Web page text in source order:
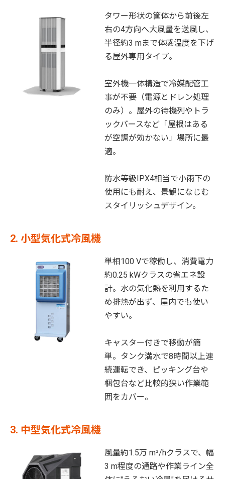
タワー形状の筐体から前後左
右の4方向へ大風量を送風し、
半径約3 mまで体感温度を下げ
る屋外専用タイプ。
室外機一体構造で冷媒配管工
事が不要（電源とドレン処理
のみ）。屋外の待機列やトラ
ックバースなど「屋根はある
が空調が効かない」場所に最
適。
防水等級IPX4相当で小雨下の
使用にも耐え、景観になじむ
スタイリッシュデザイン。
2. 小型気化式冷風機
単相100 Vで稼働し、消費電力
約0.25 kWクラスの省エネ設
計。水の気化熱を利用するた
め排熱が出ず、屋内でも使い
やすい。
キャスター付きで移動が簡
単。タンク満水で8時間以上連
続運転でき、ピッキング台や
梱包台など比較的狭い作業範
囲をカバー。
3. 中型気化式冷風機
風量約1.5万 m³/hクラスで、幅
3 m程度の通路や作業ライン全